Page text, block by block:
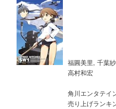
福圓美里, 千葉
高村和宏
角川エンタテイ
売り上げランキ